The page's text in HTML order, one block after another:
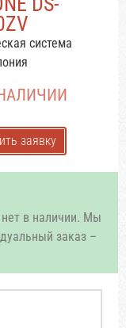
система
заявку
в наличии. Мы
заказ –